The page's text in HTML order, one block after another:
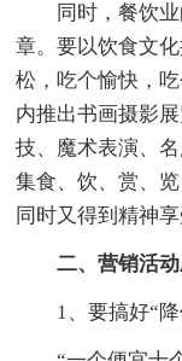
同时，餐饮
章。要以饮食文
松，吃个愉快，
内推出书画摄影
技、魔术表演、
集食、饮、赏、
同时又得到精神享
二、营销活
1、要搞好“降